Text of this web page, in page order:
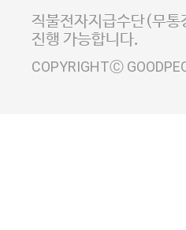
사업자정보확인
직불전자지급수단(무통
진행 가능합니다.
COPYRIGHTⒸ